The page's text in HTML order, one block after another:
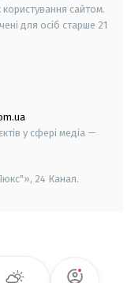
сайтом.
для осіб старше 21
у сфері медіа —
24 Канал.